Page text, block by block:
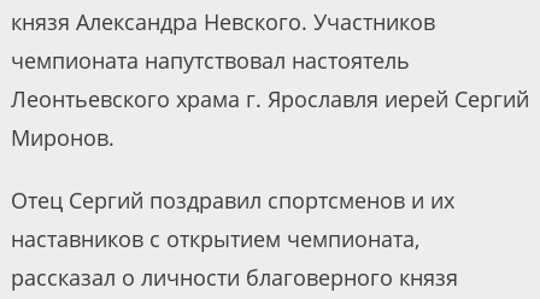
князя Александра Невского. Участников
чемпионата напутствовал настоятель
Леонтьевского храма г. Ярославля иерей Сергий
Миронов.
Отец Сергий поздравил спортсменов и их
наставников с открытием чемпионата,
рассказал о личности благоверного князя